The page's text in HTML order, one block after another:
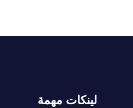
لينكات مهمة